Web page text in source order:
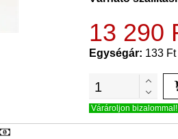
13 290
Egységár: 133 Ft
Várároljon bizalommal!